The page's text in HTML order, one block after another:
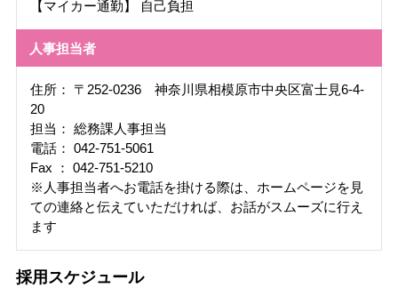
【マイカー通勤】 自己負担
人事担当者
住所： 〒252-0236 神奈川県相模原市中央区富士見6-4-
20
担当： 総務課人事担当
電話： 042-751-5061
Fax ： 042-751-5210
※人事担当者へお電話を掛ける際は、ホームページを見
ての連絡と伝えていただければ、お話がスムーズに行え
ます
採用スケジュール